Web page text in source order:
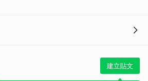
建立貼文